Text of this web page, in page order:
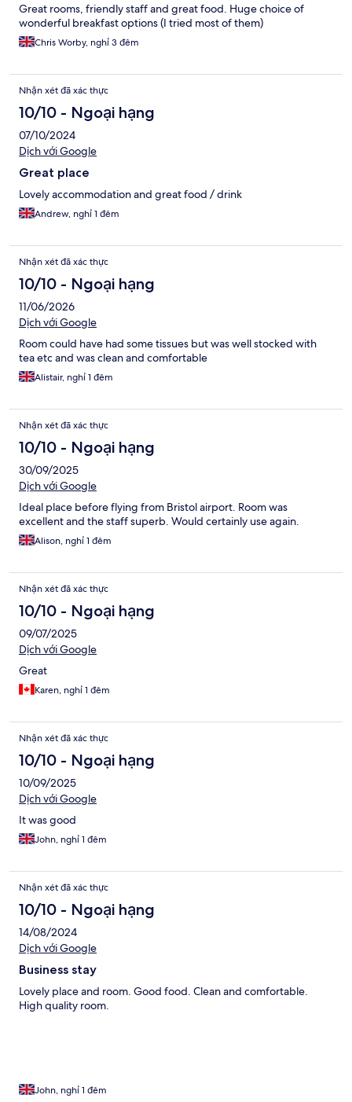
Great rooms, friendly staff and great food. Huge choice of
wonderful breakfast options (I tried most of them)
Chris Worby, nghỉ 3 đêm
Nhận xét đã xác thực
10/10 - Ngoại hạng
07/10/2024
Dịch với Google
Great place
Lovely accommodation and great food / drink
Andrew, nghỉ 1 đêm
Nhận xét đã xác thực
10/10 - Ngoại hạng
11/06/2026
Dịch với Google
Room could have had some tissues but was well stocked with
tea etc and was clean and comfortable
Alistair, nghỉ 1 đêm
Nhận xét đã xác thực
10/10 - Ngoại hạng
30/09/2025
Dịch với Google
Ideal place before flying from Bristol airport. Room was
excellent and the staff superb. Would certainly use again.
Alison, nghỉ 1 đêm
Nhận xét đã xác thực
10/10 - Ngoại hạng
09/07/2025
Dịch với Google
Great
Karen, nghỉ 1 đêm
Nhận xét đã xác thực
10/10 - Ngoại hạng
10/09/2025
Dịch với Google
It was good
John, nghỉ 1 đêm
Nhận xét đã xác thực
10/10 - Ngoại hạng
14/08/2024
Dịch với Google
Business stay
Lovely place and room. Good food. Clean and comfortable.
High quality room.
John, nghỉ 1 đêm